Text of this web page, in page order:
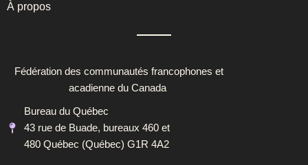
À propos
Fédération des communautés francophones et
acadienne du Canada
Bureau du Québec
43 rue de Buade, bureaux 460 et
480 Québec (Québec) G1R 4A2